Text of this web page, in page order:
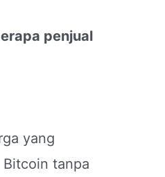
penjual
yang
tanpa